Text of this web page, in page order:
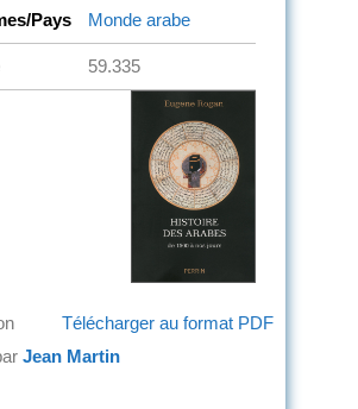
Pays Monde arabe
59.335
Télécharger au format PDF
Jean Martin